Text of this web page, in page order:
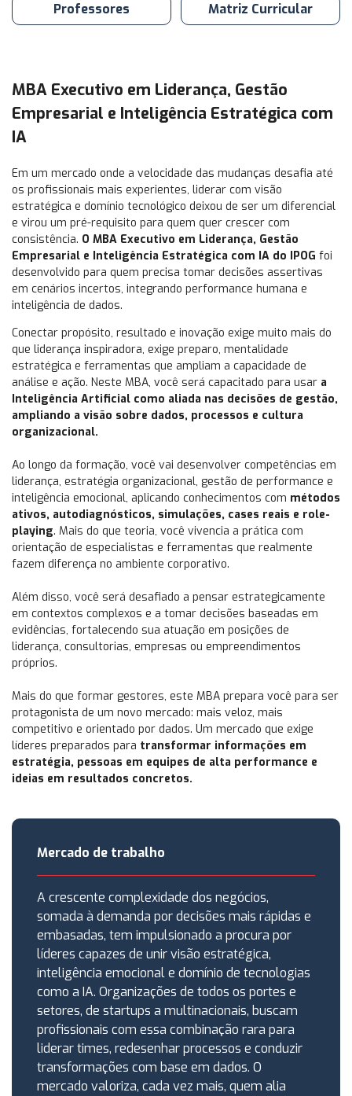
Professores Matriz Curricular
MBA Executivo em Liderança, Gestão
Empresarial e Inteligência Estratégica com
IA
Em um mercado onde a velocidade das mudanças desafia até
os profissionais mais experientes, liderar com visão
estratégica e domínio tecnológico deixou de ser um diferencial
e virou um pré-requisito para quem quer crescer com
consistência. O MBA Executivo em Liderança, Gestão
Empresarial e Inteligência Estratégica com IA do IPOG foi
desenvolvido para quem precisa tomar decisões assertivas
em cenários incertos, integrando performance humana e
inteligência de dados.
Conectar propósito, resultado e inovação exige muito mais do
que liderança inspiradora, exige preparo, mentalidade
estratégica e ferramentas que ampliam a capacidade de
análise e ação. Neste MBA, você será capacitado para usar a
Inteligência Artificial como aliada nas decisões de gestão,
ampliando a visão sobre dados, processos e cultura
organizacional.
Ao longo da formação, você vai desenvolver competências em
liderança, estratégia organizacional, gestão de performance e
inteligência emocional, aplicando conhecimentos com métodos
ativos, autodiagnósticos, simulações, cases reais e role-
playing. Mais do que teoria, você vivencia a prática com
orientação de especialistas e ferramentas que realmente
fazem diferença no ambiente corporativo.
Além disso, você será desafiado a pensar estrategicamente
em contextos complexos e a tomar decisões baseadas em
evidências, fortalecendo sua atuação em posições de
liderança, consultorias, empresas ou empreendimentos
próprios.
Mais do que formar gestores, este MBA prepara você para ser
protagonista de um novo mercado: mais veloz, mais
competitivo e orientado por dados. Um mercado que exige
líderes preparados para transformar informações em
estratégia, pessoas em equipes de alta performance e
ideias em resultados concretos.
Mercado de trabalho
A crescente complexidade dos negócios,
somada à demanda por decisões mais rápidas e
embasadas, tem impulsionado a procura por
líderes capazes de unir visão estratégica,
inteligência emocional e domínio de tecnologias
como a IA. Organizações de todos os portes e
setores, de startups a multinacionais, buscam
profissionais com essa combinação rara para
liderar times, redesenhar processos e conduzir
transformações com base em dados. O
mercado valoriza, cada vez mais, quem alia